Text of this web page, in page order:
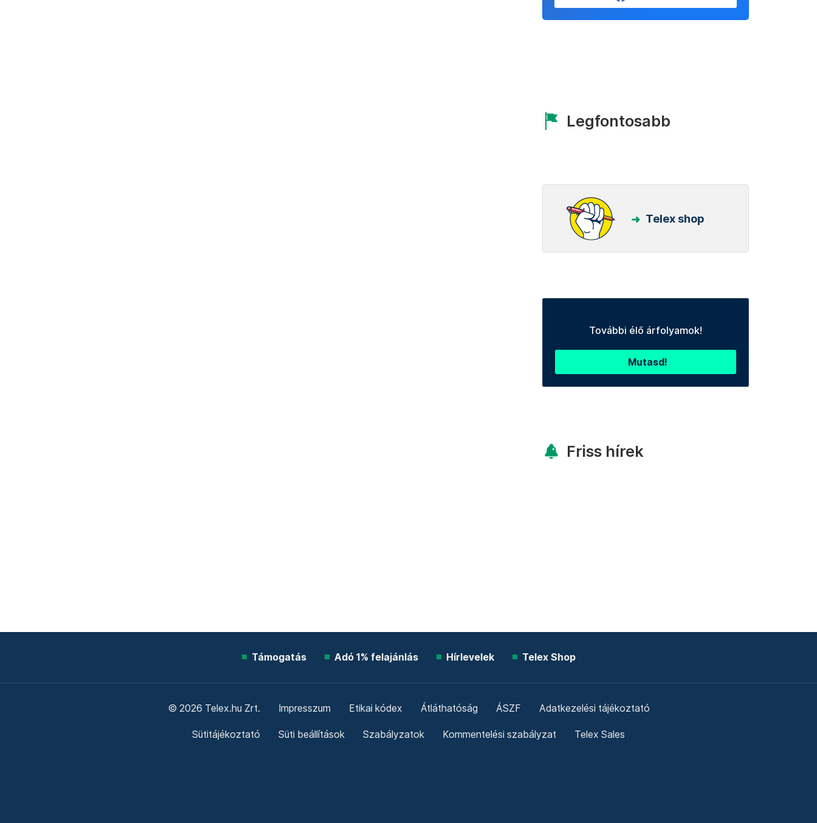
Legfontosabb
Telex shop
További élő árfolyamok!
Mutasd!
Friss hírek
Támogatás Adó 1% felajánlás Hírlevelek Telex Shop
© 2026 Telex.hu Zrt. Impresszum Etikai kódex Átláthatóság ÁSZF Adatkezelési tájékoztató
Sütitájékoztató Süti beállítások Szabályzatok Kommentelési szabályzat Telex Sales